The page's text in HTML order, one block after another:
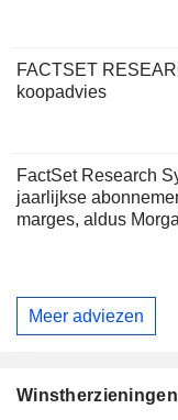
FACTSET
koopadvies
FactSet Research
jaarlijkse
marges, aldus
Meer adviezen
Winstherzieningen